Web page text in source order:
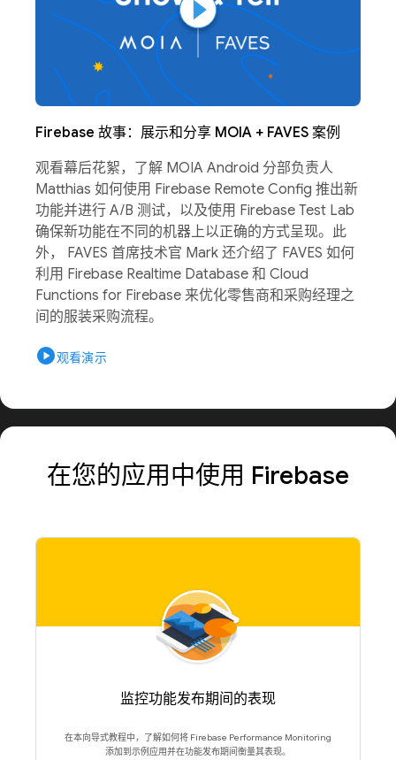
Firebase 故事：展示和分享 MOIA + FAVES 案例
观看幕后花絮，了解 MOIA Android 分部负责人
Matthias 如何使用 Firebase Remote Config 推出新
功能并进行 A/B 测试，以及使用 Firebase Test Lab
确保新功能在不同的机器上以正确的方式呈现。此
外， FAVES 首席技术官 Mark 还介绍了 FAVES 如何
利用 Firebase Realtime Database 和 Cloud
Functions for Firebase 来优化零售商和采购经理之
间的服装采购流程。
play_circle观看演示
在您的应用中使用 Firebase
监控功能发布期间的表现
在本向导式教程中，了解如何将 Firebase Performance Monitoring
添加到示例应用并在功能发布期间衡量其表现。